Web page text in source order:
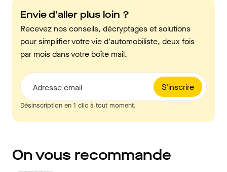
Envie d'aller plus loin ?
Recevez nos conseils, décryptages et solutions
pour simplifier votre vie d'automobiliste, deux fois
par mois dans votre boîte mail.
S'inscrire
Adresse email
Désinscription en 1 clic à tout moment.
On vous recommande